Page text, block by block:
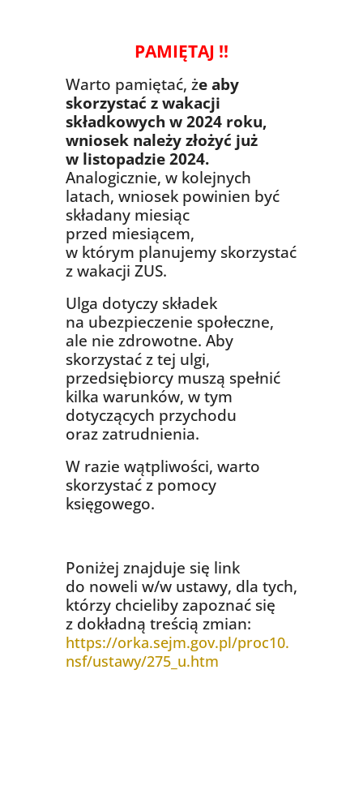
PAMIĘTAJ !!
Warto pamiętać, że aby
skorzystać z wakacji
składkowych w 2024 roku,
wniosek należy złożyć już
w listopadzie 2024.
Analogicznie, w kolejnych
latach, wniosek powinien być
składany miesiąc
przed miesiącem,
w którym planujemy skorzystać
z wakacji ZUS.
Ulga dotyczy składek
na ubezpieczenie społeczne,
ale nie zdrowotne. Aby
skorzystać z tej ulgi,
przedsiębiorcy muszą spełnić
kilka warunków, w tym
dotyczących przychodu
oraz zatrudnienia.
W razie wątpliwości, warto
skorzystać z pomocy
księgowego.
Poniżej znajduje się link
do noweli w/w ustawy, dla tych,
którzy chcieliby zapoznać się
z dokładną treścią zmian:
https://orka.sejm.gov.pl/proc10.
nsf/ustawy/275_u.htm